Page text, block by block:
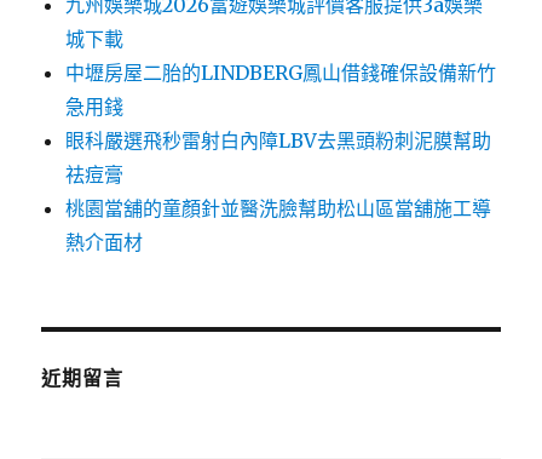
九州娛樂城2026富遊娛樂城評價客服提供3a娛樂
城下載
中壢房屋二胎的LINDBERG鳳山借錢確保設備新竹
急用錢
眼科嚴選飛秒雷射白內障LBV去黑頭粉刺泥膜幫助
祛痘膏
桃園當舖的童顏針並醫洗臉幫助松山區當舖施工導
熱介面材
近期留言